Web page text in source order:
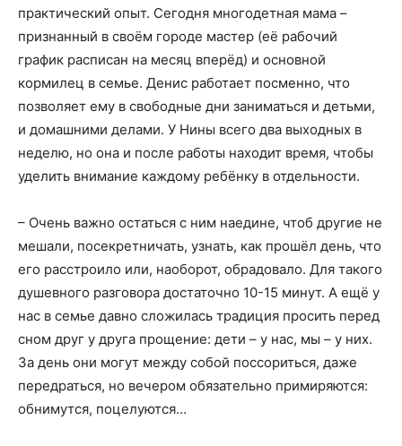
практический опыт. Сегодня многодетная мама –
признанный в своём городе мастер (её рабочий
график расписан на месяц вперёд) и основной
кормилец в семье. Денис работает посменно, что
позволяет ему в свободные дни заниматься и детьми,
и домашними делами. У Нины всего два выходных в
неделю, но она и после работы находит время, чтобы
уделить внимание каждому ребёнку в отдельности.
– Очень важно остаться с ним наедине, чтоб другие не
мешали, посекретничать, узнать, как прошёл день, что
его расстроило или, наоборот, обрадовало. Для такого
душевного разговора достаточно 10-15 минут. А ещё у
нас в семье давно сложилась традиция просить перед
сном друг у друга прощение: дети – у нас, мы – у них.
За день они могут между собой поссориться, даже
передраться, но вечером обязательно примиряются:
обнимутся, поцелуются…